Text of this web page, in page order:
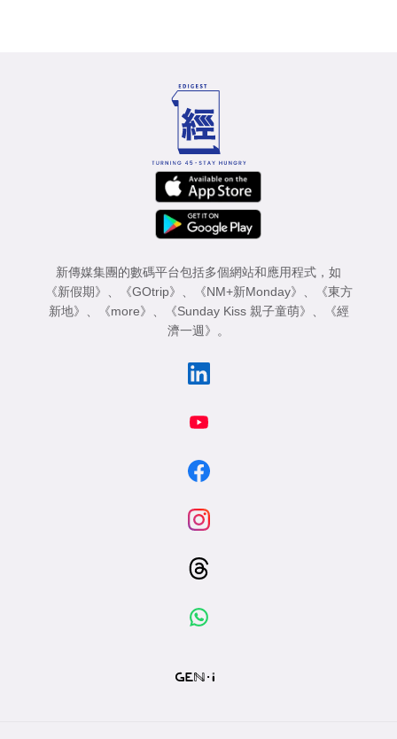
新傳媒集團的數碼平台包括多個網站和應用程式，如
《新假期》 、 《GOtrip》 、 《NM+新Monday》 、
《東方
新地》 、 《more》 、 《Sunday Kiss 親子童萌》 、
《經
濟一週》 。